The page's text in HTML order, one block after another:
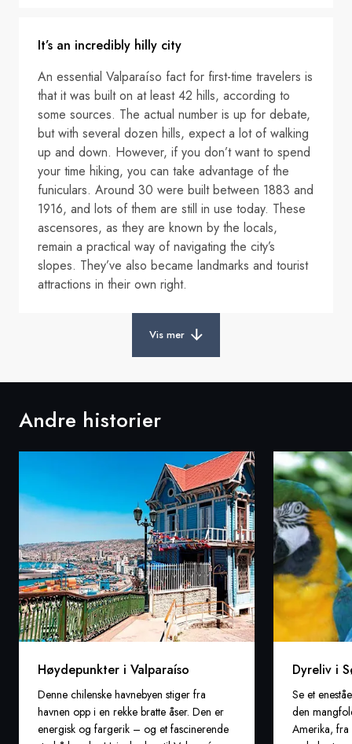
It’s an incredibly hilly city
An essential Valparaíso fact for first-time travelers is
that it was built on at least 42 hills, according to
some sources. The actual number is up for debate,
but with several dozen hills, expect a lot of walking
up and down. However, if you don’t want to spend
your time hiking, you can take advantage of the
funiculars. Around 30 were built between 1883 and
1916, and lots of them are still in use today. These
ascensores, as they are known by the locals,
remain a practical way of navigating the city’s
slopes. They’ve also became landmarks and tourist
attractions in their own right.
Vis mer
Andre historier
Høydepunkter i Valparaíso
Denne chilenske havnebyen stiger fra
havnen opp i en rekke bratte åser. Den er
energisk og fargerik – og et fascinerende
Dyreliv i
Se et
den
Amerika,